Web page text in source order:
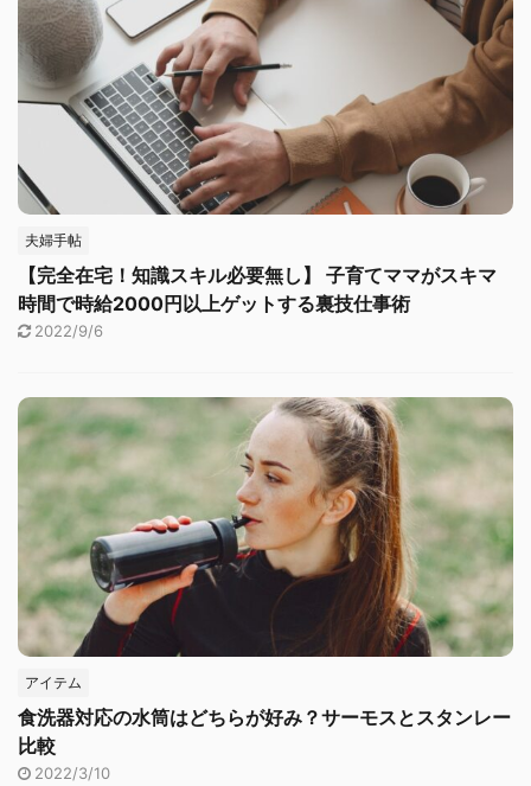
夫婦手帖
【完全在宅！知識スキル必要無し】 子育てママがスキマ
時間で時給2000円以上ゲットする裏技仕事術
2022/9/6
アイテム
食洗器対応の水筒はどちらが好み？サーモスとスタンレー
比較
2022/3/10